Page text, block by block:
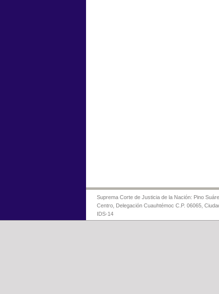
Suprema Corte de Justicia de la Nación: Pino
Centro, Delegación Cuauhtémoc C.P. 06065,
IDS-14